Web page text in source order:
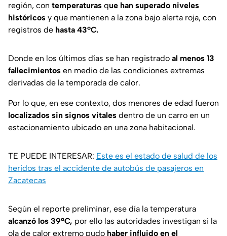
región, con temperaturas que han superado niveles
históricos y que mantienen a la zona bajo alerta roja, con
registros de hasta 43ºC.
Donde en los últimos días se han registrado al menos 13
fallecimientos en medio de las condiciones extremas
derivadas de la temporada de calor.
Por lo que, en ese contexto, dos menores de edad fueron
localizados sin signos vitales dentro de un carro en un
estacionamiento ubicado en una zona habitacional.
TE PUEDE INTERESAR: Este es el estado de salud de los
heridos tras el accidente de autobús de pasajeros en
Zacatecas
Según el reporte preliminar, ese día la temperatura
alcanzó los 39ºC, por ello las autoridades investigan si la
ola de calor extremo pudo haber influido en el